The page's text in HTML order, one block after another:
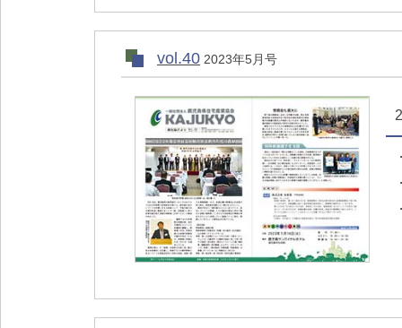
vol.40 2023年5月号